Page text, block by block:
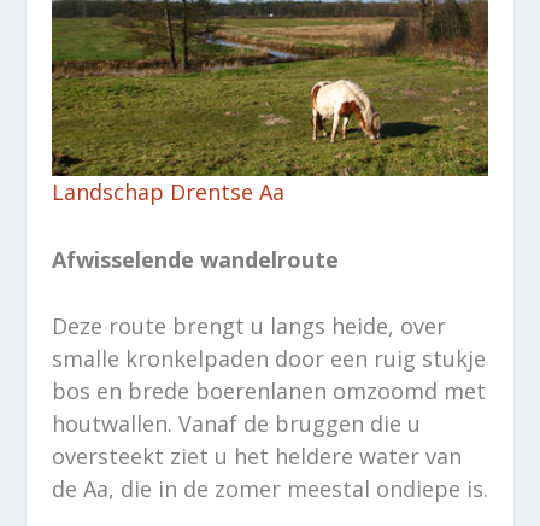
Landschap Drentse Aa
Afwisselende wandelroute
Deze route brengt u langs heide, over
smalle kronkelpaden door een ruig stukje
bos en brede boerenlanen omzoomd met
houtwallen. Vanaf de bruggen die u
oversteekt ziet u het heldere water van
de Aa, die in de zomer meestal ondiepe is.